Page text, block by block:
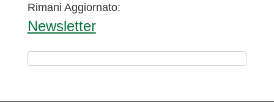
Rimani Aggiornato:
Newsletter